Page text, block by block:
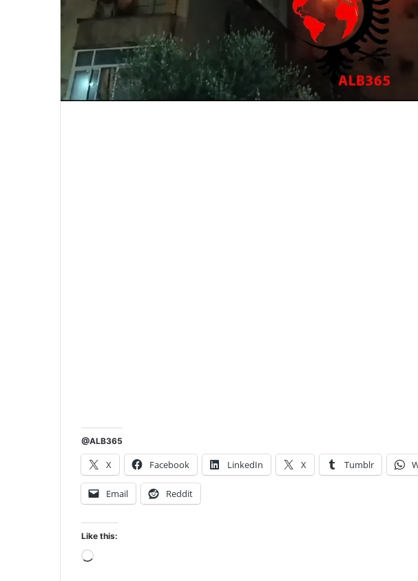
@ALB365
X Facebook LinkedIn X Tumblr
Email Reddit
Like this:
Loading…